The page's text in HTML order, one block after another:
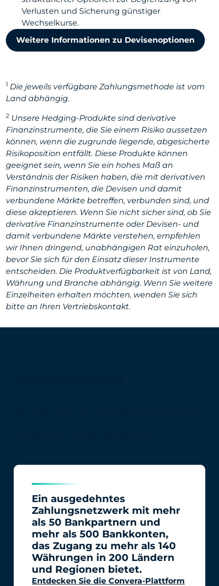
Verlusten und Sicherung günstiger
Wechselkurse.
Weitere Informationen zu Devisenoptionen
1 Die jeweils verfügbare Zahlungsmethode ist vom
Land abhängig.
2 Unsere Hedging-Produkte sind derivative
Finanzinstrumente, die Sie einem Risiko aussetzen
können, wenn die zugrunde liegende, abgesicherte
Risikoposition entfällt. Diese Produkte können
geeignet sein, wenn Sie ein hohes Maß an
Verständnis der Risiken haben, die mit derivativen
Finanzinstrumenten, die Devisen und damit
verbundene Märkte betreffen, verbunden sind, und
diese akzeptieren. Wenn Sie nicht sicher sind, ob Sie
derivative Finanzinstrumente oder Devisen- und
damit verbundene Märkte verstehen, empfehlen
wir Ihnen dringend, unabhängigen Rat einzuholen,
bevor Sie sich für den Einsatz dieser Instrumente
entscheiden. Die Produktverfügbarkeit ist von Land,
Währung und Branche abhängig. Wenn Sie weitere
Einzelheiten erhalten möchten, wenden Sie sich
bitte an Ihren Vertriebskontakt.
Ein ausgedehntes
Zahlungsnetzwerk mit mehr
als 50 Bankpartnern und
mehr als 500 Bankkonten,
das Zugang zu mehr als 140
Währungen in 200 Ländern
und Regionen bietet.
Entdecken Sie die Convera-Plattform